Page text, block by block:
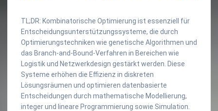
TL;DR: Kombinatorische Optimierung ist essenziell für
Entscheidungsunterstützungssysteme, die durch
Optimierungstechniken wie genetische Algorithmen und
das Branch-and-Bound-Verfahren in Bereichen wie
Logistik und Netzwerkdesign gestärkt werden. Diese
Systeme erhöhen die Effizienz in diskreten
Lösungsräumen und optimieren datenbasierte
Entscheidungen durch mathematische Modellierung,
integer und lineare Programmierung sowie Simulation.